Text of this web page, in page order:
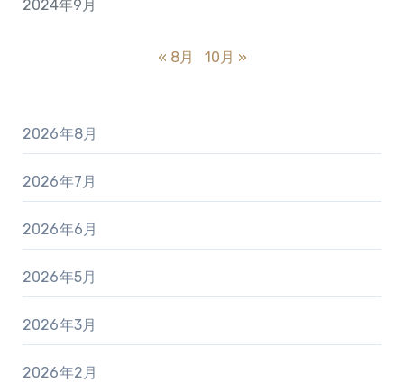
2024年9月
« 8月 10月 »
2026年8月
2026年7月
2026年6月
2026年5月
2026年3月
2026年2月